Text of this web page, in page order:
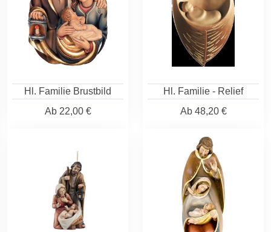
Hl. Familie Brustbild
Ab22,00 €
Hl. Familie - Relief
Ab48,20 €